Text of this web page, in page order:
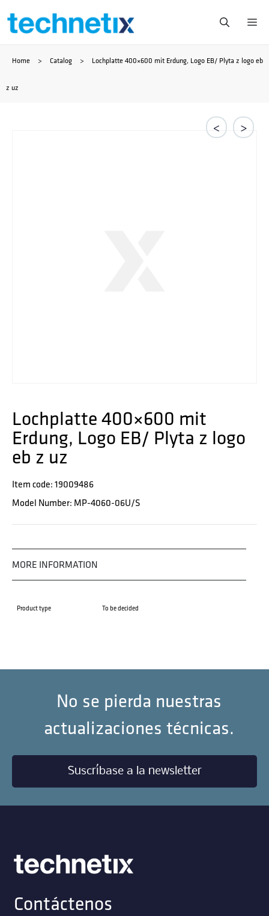
Saltar
contenido
Home > Catalog > Lochplatte 400×600 mit Erdung, Logo EB/ Plyta z logo eb
z uz
< >
Lochplatte 400×600 mit
Erdung, Logo EB/ Plyta z logo
eb z uz
Item code: 19009486
Model Number: MP-4060-06U/S
MORE INFORMATION
Product type To be decided
No se pierda nuestras
actualizaciones técnicas.
Suscríbase a la newsletter
Contáctenos